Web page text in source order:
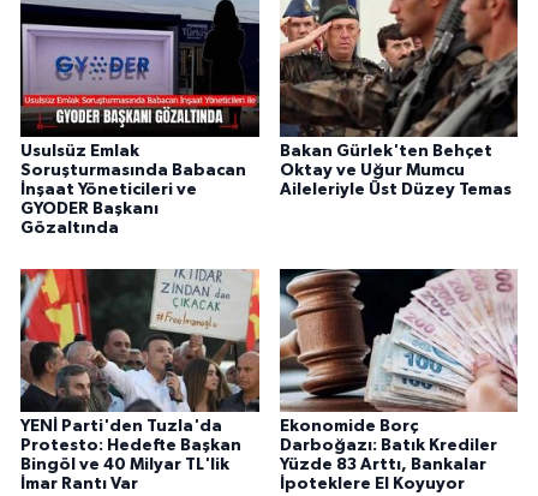
Usulsüz Emlak
Soruşturmasında Babacan
İnşaat Yöneticileri ve
GYODER Başkanı
Gözaltında
Bakan Gürlek'ten Behçet
Oktay ve Uğur Mumcu
Aileleriyle Üst Düzey Temas
YENİ Parti'den Tuzla'da
Protesto: Hedefte Başkan
Bingöl ve 40 Milyar TL'lik
İmar Rantı Var
Ekonomide Borç
Darboğazı: Batık Krediler
Yüzde 83 Arttı, Bankalar
İpoteklere El Koyuyor